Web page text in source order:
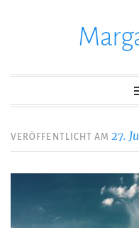
VERÖFFENTLICHT AM27.